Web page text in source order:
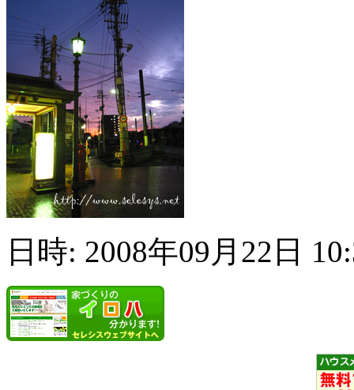
日時: 2008年09月22日